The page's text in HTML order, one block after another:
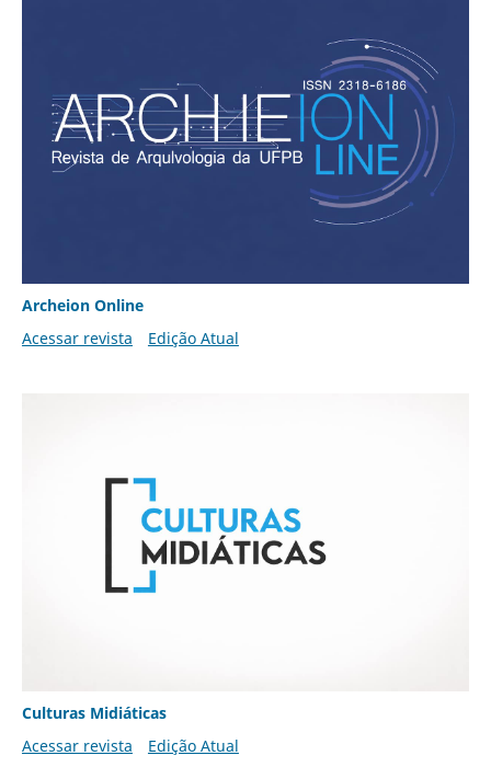
Archeion Online
Acessar revista
Edição Atual
Culturas Midiáticas
Acessar revista
Edição Atual